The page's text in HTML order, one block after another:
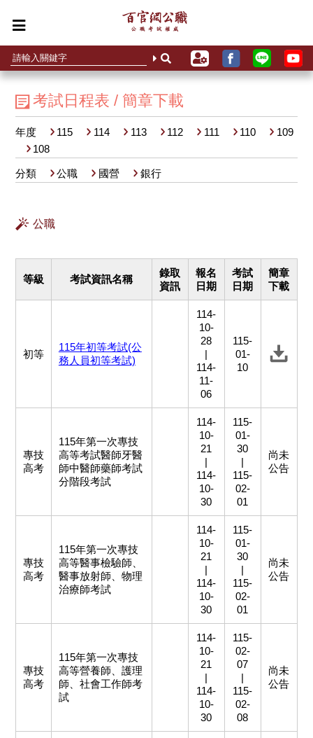
考試日程表 / 簡章下載
年度 115 114 113 112 111 110
109
108
分類 公職 國營 銀行
公職
等級 考試資訊名稱
錄取
資訊
報名
日期
考試
日期
簡章
下載
初等
115年初等考試(公
務人員初等考試)
114-
10-
28
|
114-
11-
06
115-
01-
10
專技
高考
115年第一次專技
高等考試醫師牙醫
師中醫師藥師考試
分階段考試
114-
10-
21
|
114-
10-
30
115-
01-
30
|
115-
02-
01
尚未
公告
專技
高考
115年第一次專技
高等醫事檢驗師、
醫事放射師、物理
治療師考試
114-
10-
21
|
114-
10-
30
115-
01-
30
|
115-
02-
01
尚未
公告
專技
高考
115年第一次專技
高等營養師、護理
師、社會工作師考
試
114-
10-
21
|
114-
10-
30
115-
02-
07
|
115-
02-
08
尚未
公告